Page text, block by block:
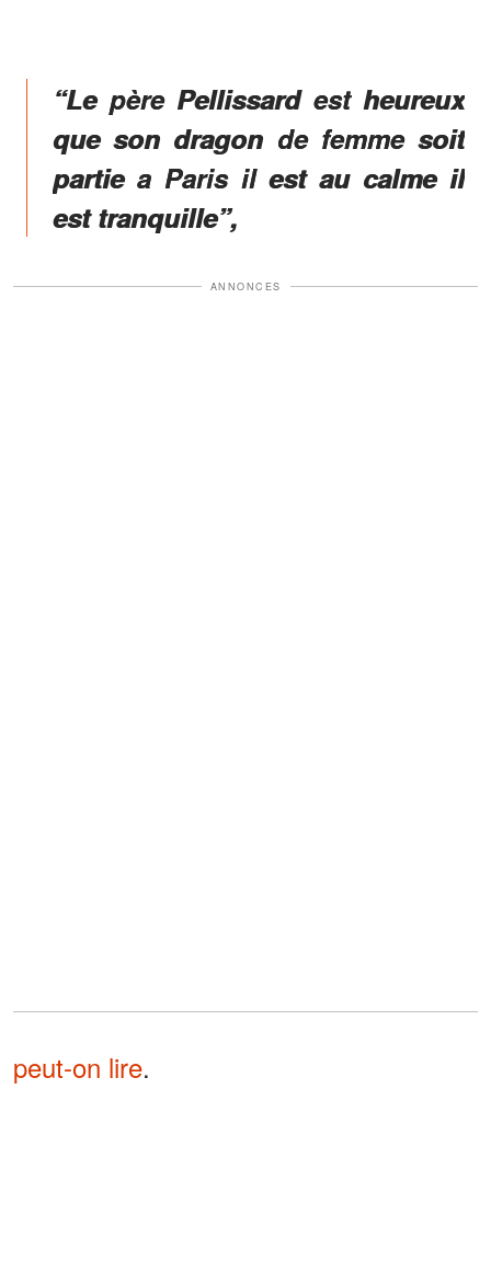
“Le père Pellissard est heureux
que son dragon de femme soit
partie a Paris il est au calme il
est tranquille”,
ANNONCES
peut-on lire.